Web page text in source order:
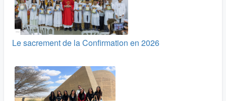
Le sacrement de la Confirmation en 2026